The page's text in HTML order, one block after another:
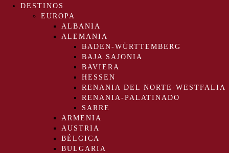
DESTINOS
EUROPA
ALBANIA
ALEMANIA
BADEN-WÜRTTEMBERG
BAJA SAJONIA
BAVIERA
HESSEN
RENANIA DEL NORTE-WESTFALIA
RENANIA-PALATINADO
SARRE
ARMENIA
AUSTRIA
BÉLGICA
BULGARIA